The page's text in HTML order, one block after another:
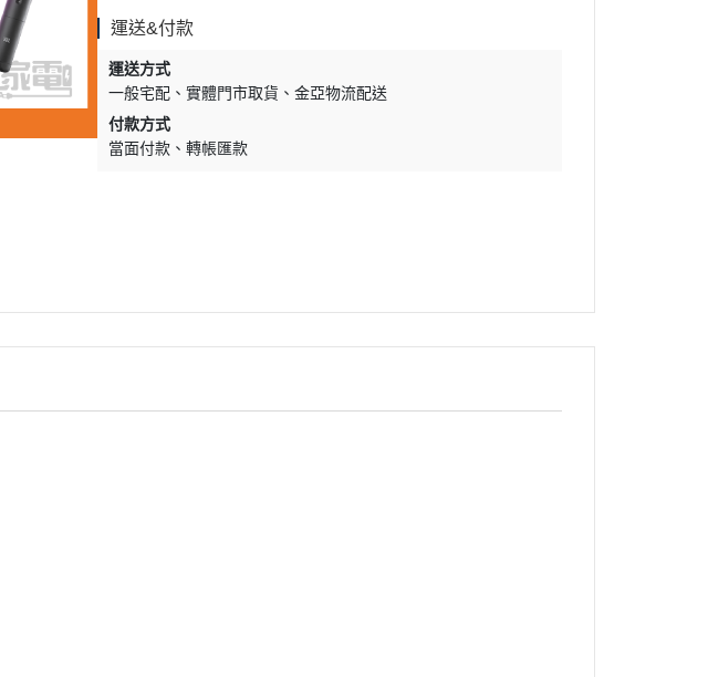
運送&付款
運送方式
一般宅配
實體門市取貨
金亞物流配送
付款方式
當面付款
轉帳匯款